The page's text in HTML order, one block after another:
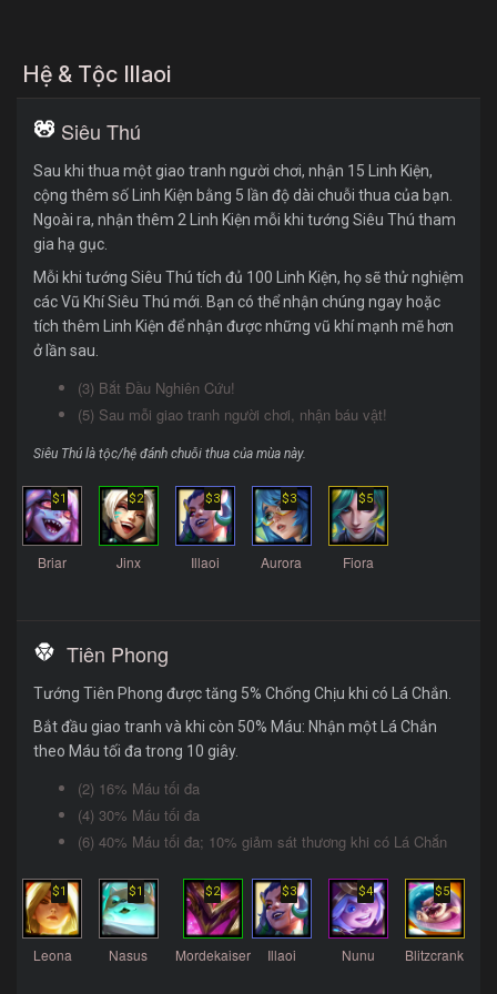
Hệ & Tộc Illaoi
Siêu Thú
Sau khi thua một giao tranh người chơi, nhận 15 Linh Kiện,
cộng thêm số Linh Kiện bằng 5 lần độ dài chuỗi thua của bạn.
Ngoài ra, nhận thêm 2 Linh Kiện mỗi khi tướng Siêu Thú tham
gia hạ gục.
Mỗi khi tướng Siêu Thú tích đủ 100 Linh Kiện, họ sẽ thử nghiệm
các Vũ Khí Siêu Thú mới. Bạn có thể nhận chúng ngay hoặc
tích thêm Linh Kiện để nhận được những vũ khí mạnh mẽ hơn
ở lần sau.
(3) Bắt Đầu Nghiên Cứu!
(5) Sau mỗi giao tranh người chơi, nhận báu vật!
Siêu Thú là tộc/hệ đánh chuỗi thua của mùa này.
$1
Briar
$2
Jinx
$3
Illaoi
$3
Aurora
$5
Fiora
Tiên Phong
Tướng Tiên Phong được tăng 5% Chống Chịu khi có Lá Chắn.
Bắt đầu giao tranh và khi còn 50% Máu: Nhận một Lá Chắn
theo Máu tối đa trong 10 giây.
(2) 16% Máu tối đa
(4) 30% Máu tối đa
(6) 40% Máu tối đa; 10% giảm sát thương khi có Lá Chắn
$1
Leona
$1
Nasus
$2
Mordekaiser
$3
Illaoi
$4
Nunu
$5
Blitzcrank